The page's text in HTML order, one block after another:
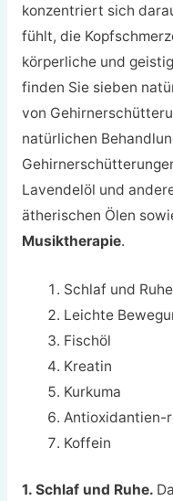
konzentriert sich
fühlt, die
körperliche und
finden Sie sieben
von
natürlichen
Lavendelöl und
ätherischen Ölen
Musiktherapie.
Schlaf und Ruhe
Leichte
Fischöl
Kreatin
Kurkuma
Antioxidantien-
Koffein
1. Schlaf und Ruhe.